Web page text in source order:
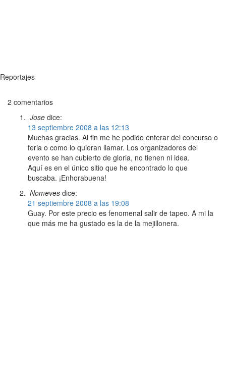
Reportajes
2 comentarios
Jose dice:
13 septiembre 2008 a las 12:13
Muchas gracias. Al fin me he podido enterar del concurso o
feria o como lo quieran llamar. Los organizadores del
evento se han cubierto de gloria, no tienen ni idea.
Aquí es en el único sitio que he encontrado lo que
buscaba. ¡Enhorabuena!
Nomeves dice:
21 septiembre 2008 a las 19:08
Guay. Por este precio es fenomenal salir de tapeo. A mi la
que más me ha gustado es la de la mejillonera.